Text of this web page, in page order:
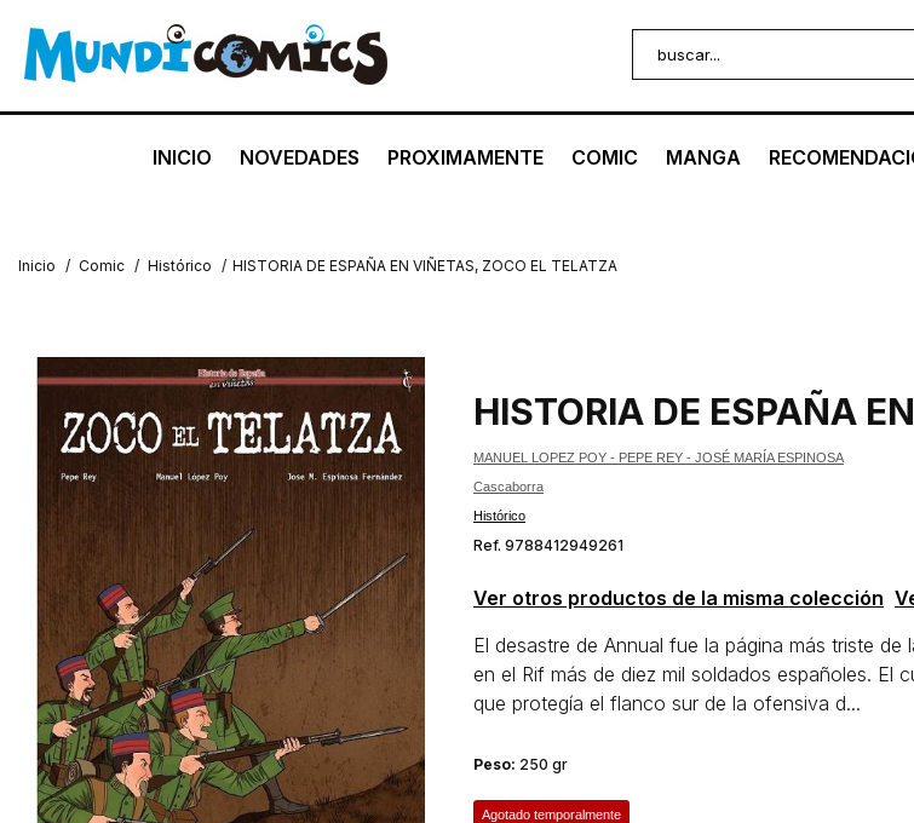
INICIO NOVEDADES PROXIMAMENTE COMIC MANGA
Inicio / Comic / Histórico / HISTORIA DE ESPAÑA EN VIÑETAS, ZOCO EL TELATZA
HISTORIA DE ESPAÑA
MANUEL LOPEZ POY - PEPE REY - JOSÉ MARÍA ESPINOSA
Cascaborra
Histórico
Ref. 9788412949261
Ver otros productos de la misma colección
El desastre de Annual fue la página más triste
en el Rif más de diez mil soldados españoles. El
que protegía el flanco sur de la ofensiva d...
Peso: 250 gr
Agotado temporalmente